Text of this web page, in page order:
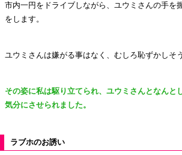
市内一円をドライブしながら、ユウミさんの手を
をします。
ユウミさんは嫌がる事はなく、むしろ恥ずかしそ
その姿に私は駆り立てられ、ユウミさんとなんと
気分にさせられました。
ラブホのお誘い